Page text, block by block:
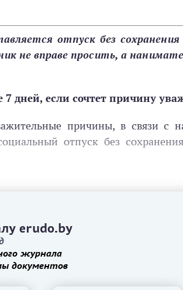
отпуск без
не вправе просить, а
дней, если сочтет причину
причины, в связи с
отпуск без
erudo.by
журнала
документов